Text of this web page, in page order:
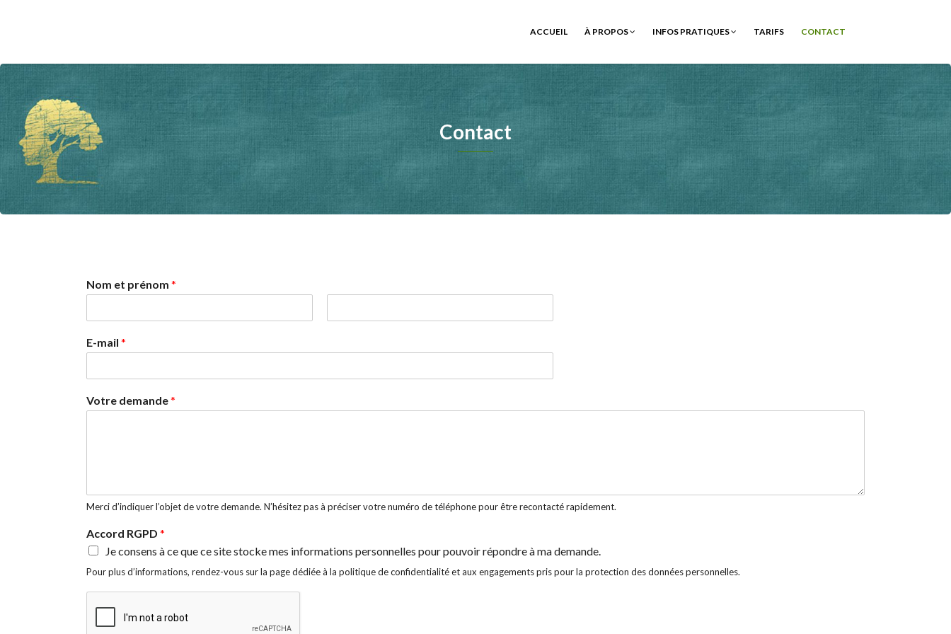
ACCUEIL À PROPOS INFOS PRATIQUES TARIFS CONTACT
Contact
Nom et prénom *
r
é
m
E-mail *
Votre demande*
Merci d’indiquer l’objet de votre demande. N’hésitez pas à préciser votre numéro de téléphone pour être recontacté rapidement.
Accord RGPD *
Je consens à ce que ce site stocke mes informations personnelles pour pouvoir répondre à ma demande.
Pour plus d’informations, rendez-vous sur la page dédiée à la politique de confidentialité et aux engagements pris pour la protection des données personnelles.